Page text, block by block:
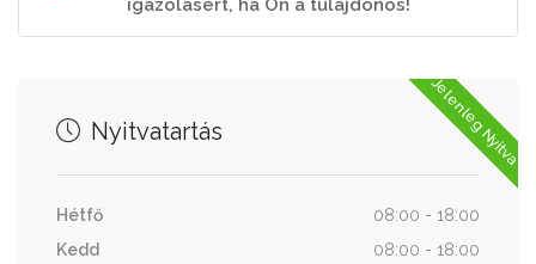
igazolásért, ha Ön a tulajdonos!
Jelenleg Nyitva
Nyitvatartás
Hétfő
08:00 - 18:00
Kedd
08:00 - 18:00